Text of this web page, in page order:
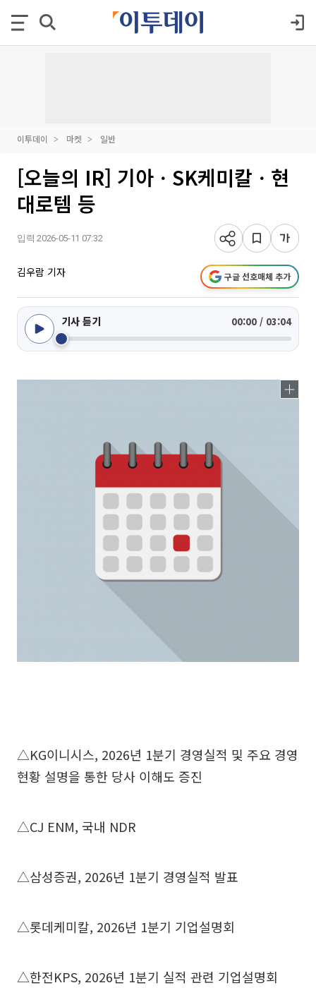
이투데이 마켓 일반
[오늘의 IR] 기아ㆍSK케미칼ㆍ현
대로템 등
입력 2026-05-11 07:32
김우람 기자 구글 선호매체 추가
기사 듣기 00:00 / 03:04
△KG이니시스, 2026년 1분기 경영실적 및 주요 경영
현황 설명을 통한 당사 이해도 증진
△CJ ENM, 국내 NDR
△삼성증권, 2026년 1분기 경영실적 발표
△롯데케미칼, 2026년 1분기 기업설명회
△한전KPS, 2026년 1분기 실적 관련 기업설명회